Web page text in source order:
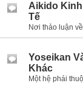
Aikido
Tế
Nơi thảo luận
Yoseikan
Khác
Một hệ phái